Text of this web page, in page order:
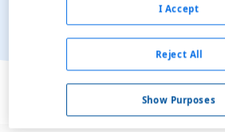
Ver en el mapa
Show Purposes
Reject All
I Accept